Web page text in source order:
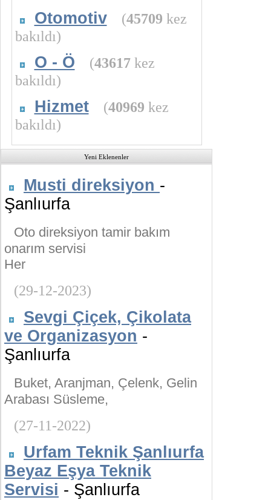
Otomotiv (45709 kez
bakıldı)
O - Ö (43617kez
bakıldı)
Hizmet (40969 kez
bakıldı)
Yeni Eklenenler
Musti direksiyon -
Şanlıurfa
Oto direksiyon tamir bakım
onarım servisi
Her
(29-12-2023)
Sevgi Çiçek, Çikolata
ve Organizasyon -
Şanlıurfa
Buket, Aranjman, Çelenk, Gelin
Arabası Süsleme,
(27-11-2022)
Urfam Teknik Şanlıurfa
Beyaz Eşya Teknik
Servisi - Şanlıurfa